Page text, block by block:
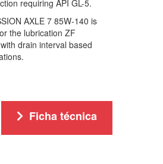
requiring API GL-5.
AXLE 7 85W-140 is
the lubrication ZF
drain interval based
Ficha técnica